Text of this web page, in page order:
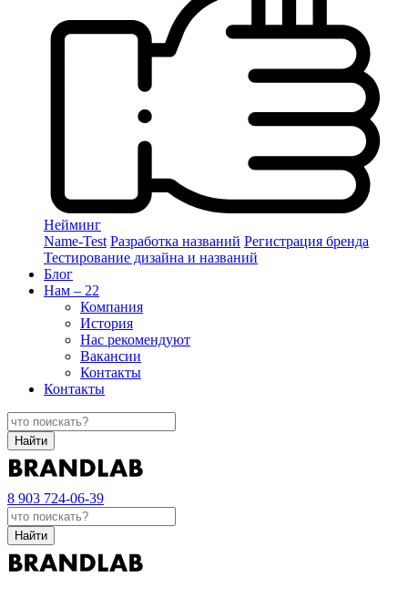
Нейминг
Name-Test Разработка названий Регистрация бренда
Тестирование дизайна и названий
Блог
Нам – 22
Компания
История
Нас рекомендуют
Вакансии
Контакты
Контакты
Найти
8 903 724-06-39
Найти